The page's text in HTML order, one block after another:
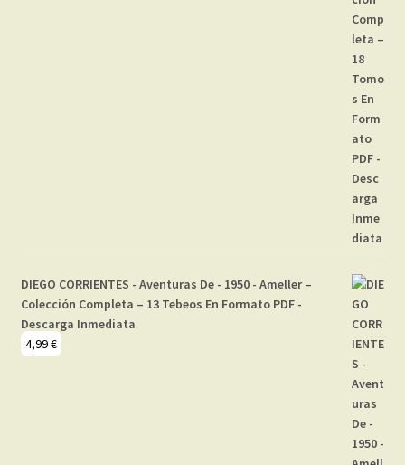
DIEGO CORRIENTES - Aventuras De - 1950 - Ameller –
Colección Completa – 13 Tebeos En Formato PDF -
Descarga Inmediata
4,99€